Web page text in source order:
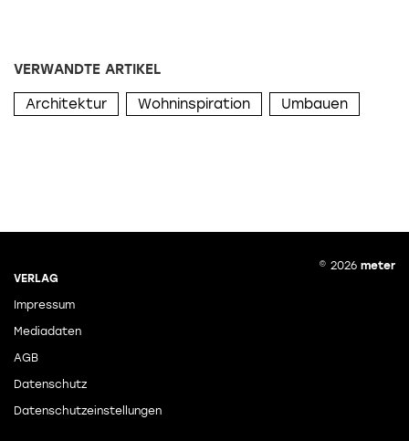
VERWANDTE ARTIKEL
Architektur Wohninspiration Umbauen
VERLAG
Impressum
Mediadaten
AGB
Datenschutz
Datenschutzeinstellungen
© 2026 meter